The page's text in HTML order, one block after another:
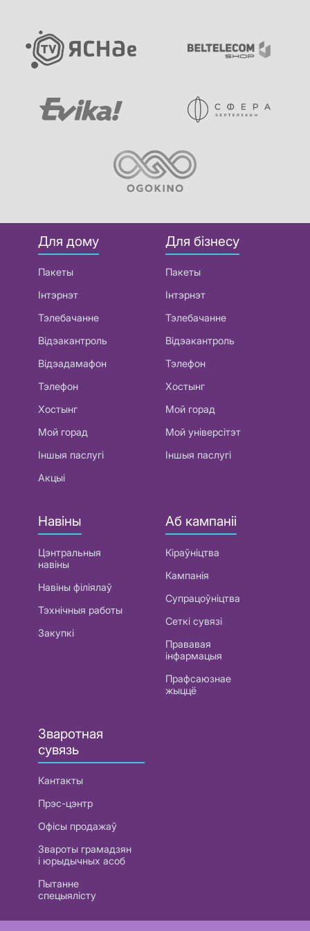
Для дому
Пакеты
Інтэрнэт
Тэлебачанне
Відэакантроль
Відэадамафон
Тэлефон
Хостынг
Мой горад
Іншыя паслугі
Акцыі
Для бізнесу
Пакеты
Інтэрнэт
Тэлебачанне
Відэакантроль
Тэлефон
Хостынг
Мой горад
Мой універсітэт
Іншыя паслугі
Навіны
Цэнтральныя
навіны
Навіны філіялаў
Тэхнічныя работы
Закупкі
Аб кампаніі
Кіраўніцтва
Кампанія
Супрацоўніцтва
Сеткі сувязі
Прававая
інфармацыя
Прафсаюзнае
жыццё
Зваротная
сувязь
Кантакты
Прэс-цэнтр
Офісы продажаў
Звароты грамадзян
і юрыдычных асоб
Пытанне
спецыялісту